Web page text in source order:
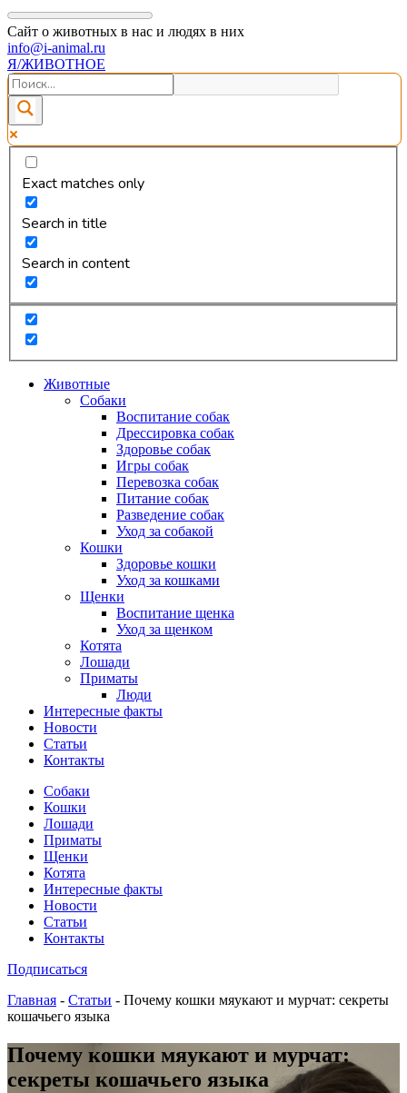
Сайт о животных в нас и людях в них
info@i-animal.ru
Я/ЖИВОТНОЕ
Exact matches only
Search in title
Search in content
Животные
Собаки
Воспитание собак
Дрессировка собак
Здоровье собак
Игры собак
Перевозка собак
Питание собак
Разведение собак
Уход за собакой
Кошки
Здоровье кошки
Уход за кошками
Щенки
Воспитание щенка
Уход за щенком
Котята
Лошади
Приматы
Люди
Интересные факты
Новости
Статьи
Контакты
Собаки
Кошки
Лошади
Приматы
Щенки
Котята
Интересные факты
Новости
Статьи
Контакты
Подписаться
Главная - Статьи - Почему кошки мяукают и мурчат: секреты
кошачьего языка
Почему кошки мяукают и мурчат:
секреты кошачьего языка